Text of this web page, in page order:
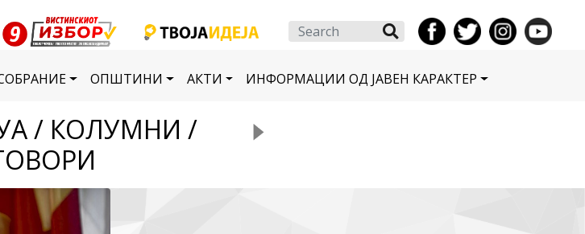
Search
ОПШТИНИ АКТИ ИНФОРМАЦИИ ОД ЈАВЕН КАРАКТЕР
/ КОЛУМНИ /